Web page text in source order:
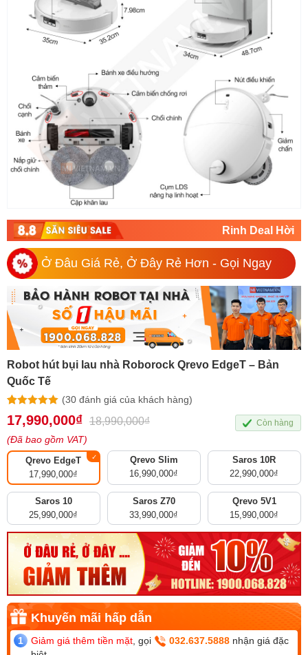
Rinh Deal Hời
Ở Đâu Giá Rẻ, Ở Đây Rẻ Hơn - Gọi Ngay
Robot hút bụi lau nhà Roborock Qrevo EdgeT – Bản
Quốc Tế
4.97 trên 5
dựa trên
30
(30đánh giá của khách hàng)
17,990,000₫ 18,990,000₫
(Đã bao gồm VAT)
Qrevo EdgeT
17,990,000₫
Qrevo Slim
16,990,000₫
Saros 10R
22,990,000₫
Saros 10
25,990,000₫
Saros Z70
33,990,000₫
Qrevo 5V1
15,990,000₫
Giảm giá thêm tiền mặt , gọi 032.637.5888 nhận giá đặc
Còn hàng